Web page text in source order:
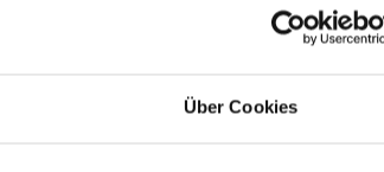
Über Cookies